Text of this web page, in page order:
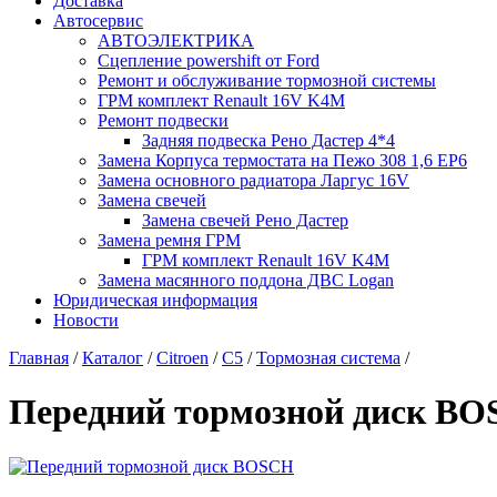
Автосервис
АВТОЭЛЕКТРИКА
Сцепление powershift от Ford
Ремонт и обслуживание тормозной системы
ГРМ комплект Renault 16V K4M
Ремонт подвески
Задняя подвеска Рено Дастер 4*4
Замена Корпуса термостата на Пежо 308 1,6 EP6
Замена основного радиатора Ларгус 16V
Замена свечей
Замена свечей Рено Дастер
Замена ремня ГРМ
ГРМ комплект Renault 16V K4M
Замена масянного поддона ДВС Logan
Юридическая информация
Новости
Главная / Каталог / Citroen / C5 / Тормозная система /
Передний тормозной диск